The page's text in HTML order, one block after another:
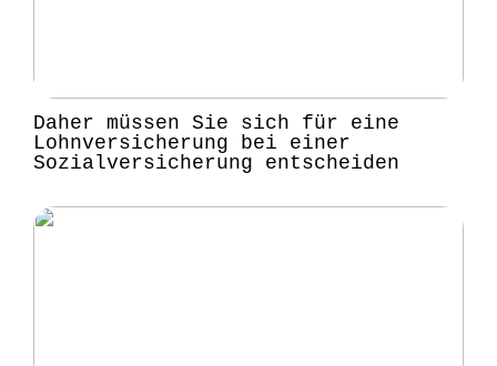
Daher müssen Sie sich für eine
Lohnversicherung bei einer
Sozialversicherung entscheiden